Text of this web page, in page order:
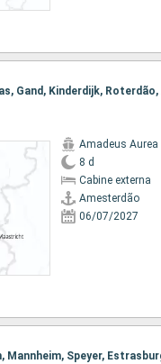
Amadeus Aurea
8 d
Cabine externa
Amesterdão
06/07/2027